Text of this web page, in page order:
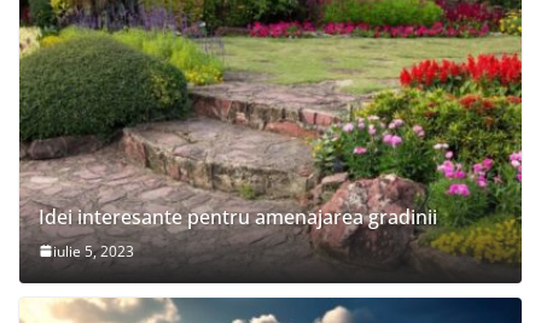
Idei interesante pentru amenajarea gradinii
iulie 5, 2023